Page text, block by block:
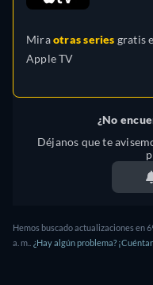
Miraotras series gratis
Apple TV
¿No
Déjanos que te
Hemos buscado actualizaciones en
a. m..
¿Hay algún problema?